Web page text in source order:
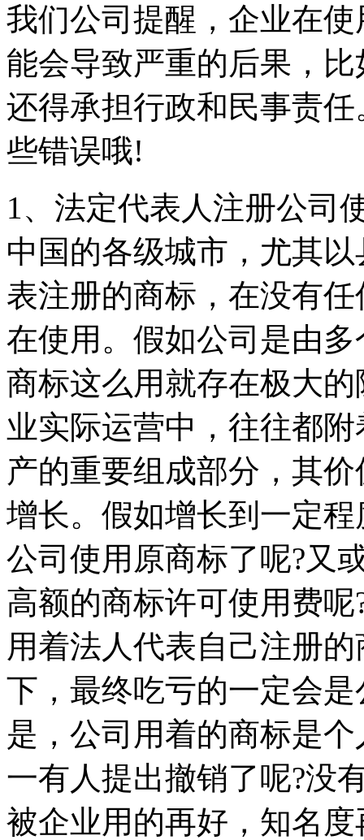
我们公司提醒，企业在
能会导致严重的后果，
还得承担行政和民事责
些错误哦!
1、法定代表人注册公司
中国的各级城市，尤其
表注册的商标，在没有
在使用。假如公司是由
商标这么用就存在极大
业实际运营中，往往都
产的重要组成部分，其
增长。假如增长到一定
公司使用原商标了呢?又
高额的商标许可使用费
用着法人代表自己注册
下，最终吃亏的一定会
是，公司用着的商标是
一有人提出撤销了呢?没
被企业用的再好，知名